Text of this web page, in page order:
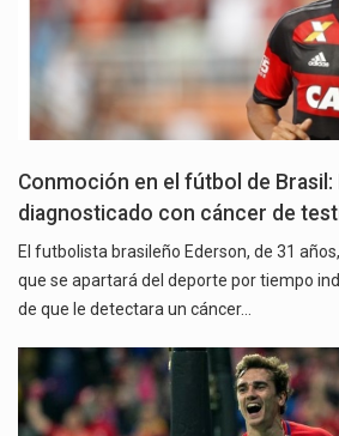
Conmoción en el fútbol de
diagnosticado con cáncer de
El futbolista brasileño Ederson, de 31
que se apartará del deporte por tiempo
de que le detectara un cáncer…